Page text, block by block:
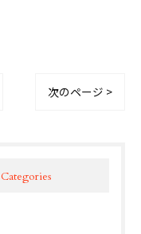
次のページ >
Categories